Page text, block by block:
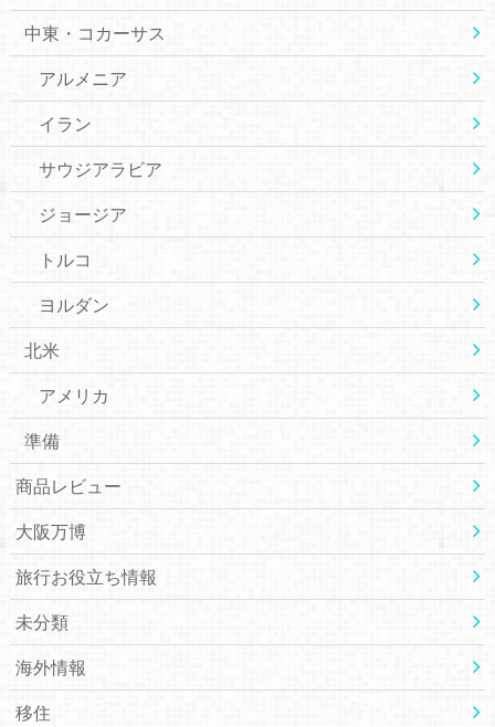
中東・コカーサス
アルメニア
イラン
サウジアラビア
ジョージア
トルコ
ヨルダン
北米
アメリカ
準備
商品レビュー
大阪万博
旅行お役立ち情報
未分類
海外情報
移住